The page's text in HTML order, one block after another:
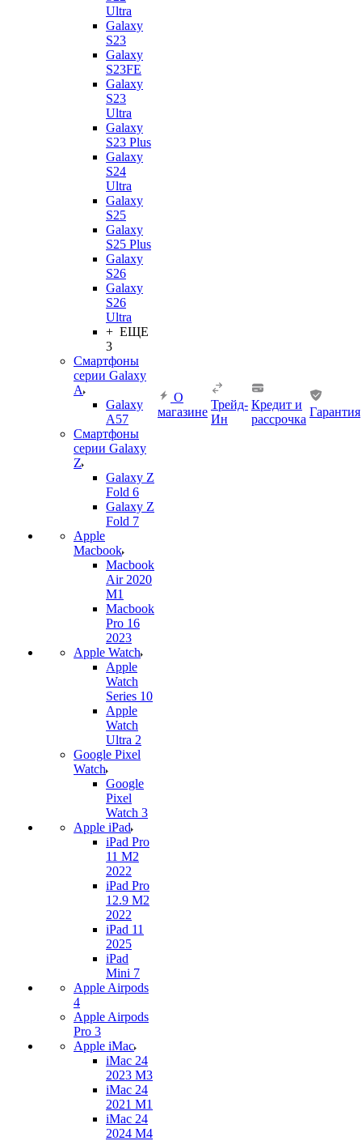
Ultra
Galaxy
S23
Galaxy
S23FE
Galaxy
S23
Ultra
Galaxy
S23 Plus
Galaxy
S24
Ultra
Galaxy
S25
Galaxy
S25 Plus
Galaxy
S26
Galaxy
S26
Ultra
+ ЕЩЕ
3
Смартфоны
серии Galaxy
A
Galaxy
A57
Смартфоны
серии Galaxy
Z
Galaxy Z
Fold 6
Galaxy Z
Fold 7
Apple
Macbook
Macbook
Air 2020
M1
Macbook
Pro 16
2023
Apple Watch
Apple
Watch
Series 10
Apple
Watch
Ultra 2
Google Pixel
Watch
Google
Pixel
Watch 3
Apple iPad
iPad Pro
11 M2
2022
iPad Pro
12.9 M2
2022
iPad 11
2025
iPad
Mini 7
Apple Airpods
4
Apple Airpods
Pro 3
Apple iMac
iMac 24
2023 M3
iMac 24
2021 M1
iMac 24
2024 M4
О
магазине
Трейд-
Ин
Кредит и
рассрочка
Гарантия